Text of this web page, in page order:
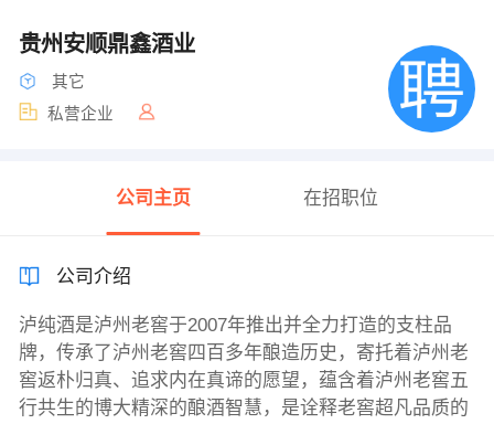
贵州安顺鼎鑫酒业
其它
私营企业
公司主页 在招职位
公司介绍
泸纯酒是泸州老窖于2007年推出并全力打造的支柱品
牌，传承了泸州老窖四百多年酿造历史，寄托着泸州老
窖返朴归真、追求内在真谛的愿望，蕴含着泸州老窖五
行共生的博大精深的酿酒智慧，是诠释老窖超凡品质的